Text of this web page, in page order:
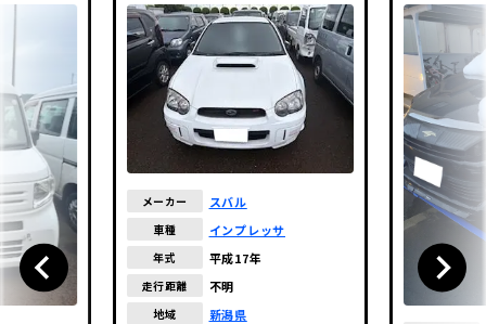
メーカー スバル
車種 インプレッサ
年式 平成17年
走行距離 不明
地域 新潟県